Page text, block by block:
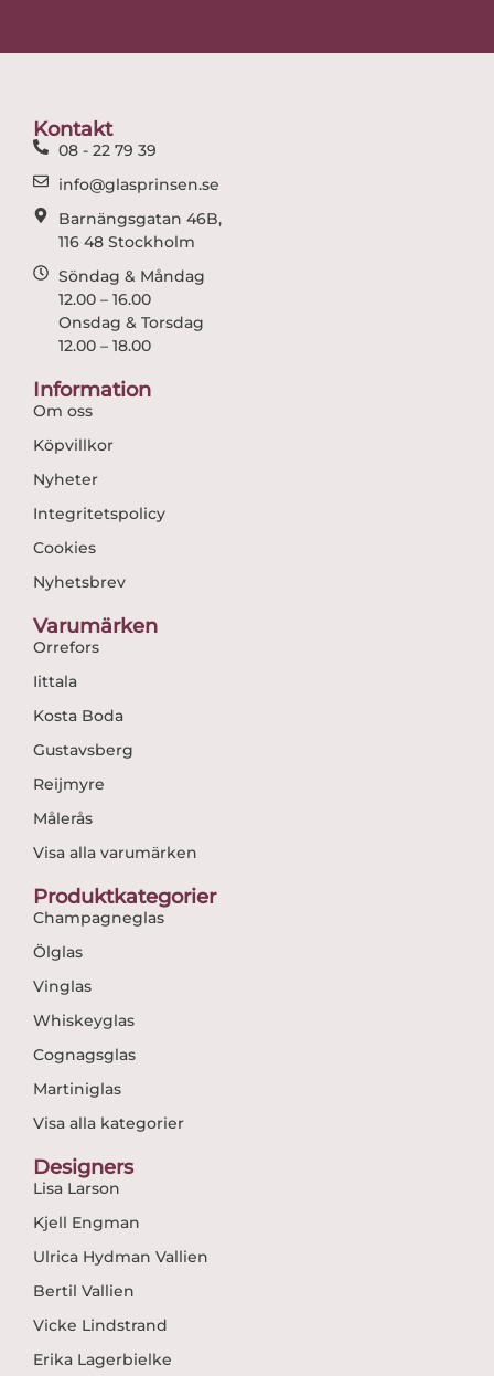
Kontakt
08 - 22 79 39
info@glasprinsen.se
Barnängsgatan 46B,
116 48 Stockholm
Söndag & Måndag
12.00 – 16.00
Onsdag & Torsdag
12.00 – 18.00
Information
Om oss
Köpvillkor
Nyheter
Integritetspolicy
Cookies
Nyhetsbrev
Varumärken
Orrefors
Iittala
Kosta Boda
Gustavsberg
Reijmyre
Målerås
Visa alla varumärken
Produktkategorier
Champagneglas
Ölglas
Vinglas
Whiskeyglas
Cognagsglas
Martiniglas
Visa alla kategorier
Designers
Lisa Larson
Kjell Engman
Ulrica Hydman Vallien
Bertil Vallien
Vicke Lindstrand
Erika Lagerbielke